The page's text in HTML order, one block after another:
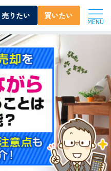
売りたい 買いたい
MENU